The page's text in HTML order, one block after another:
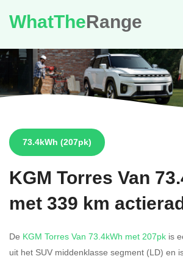
WhatTheRange
73.4kWh (207pk)
KGM Torres Van
met 339 km
De KGM Torres Van 73.4kWh met 207pk is
uit het SUV middenklasse segment (LD) en